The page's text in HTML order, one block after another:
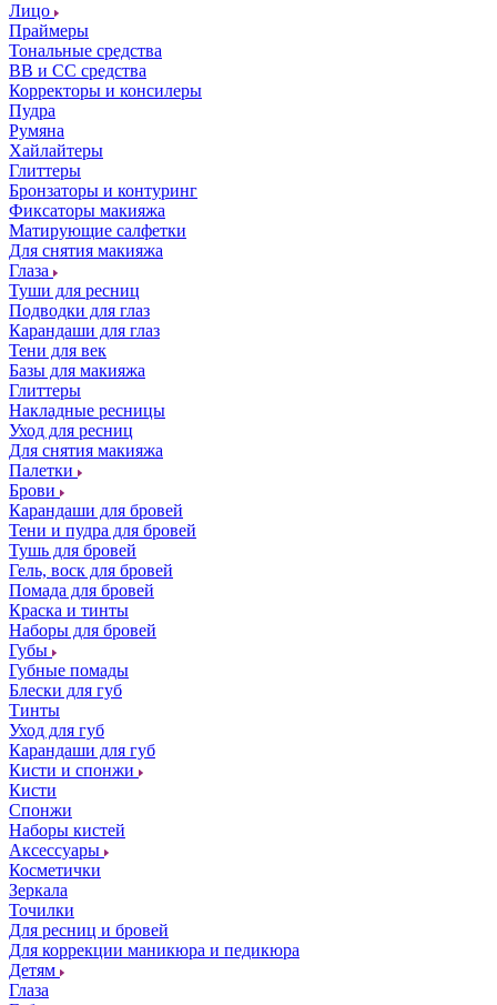
Лицо
Праймеры
Тональные средства
ВВ и СС средства
Корректоры и консилеры
Пудра
Румяна
Хайлайтеры
Глиттеры
Бронзаторы и контуринг
Фиксаторы макияжа
Матирующие салфетки
Для снятия макияжа
Глаза
Туши для ресниц
Подводки для глаз
Карандаши для глаз
Тени для век
Базы для макияжа
Глиттеры
Накладные ресницы
Уход для ресниц
Для снятия макияжа
Палетки
Брови
Карандаши для бровей
Тени и пудра для бровей
Тушь для бровей
Гель, воск для бровей
Помада для бровей
Краска и тинты
Наборы для бровей
Губы
Губные помады
Блески для губ
Тинты
Уход для губ
Карандаши для губ
Кисти и спонжи
Кисти
Спонжи
Наборы кистей
Аксессуары
Косметички
Зеркала
Точилки
Для ресниц и бровей
Для коррекции маникюра и педикюра
Детям
Глаза